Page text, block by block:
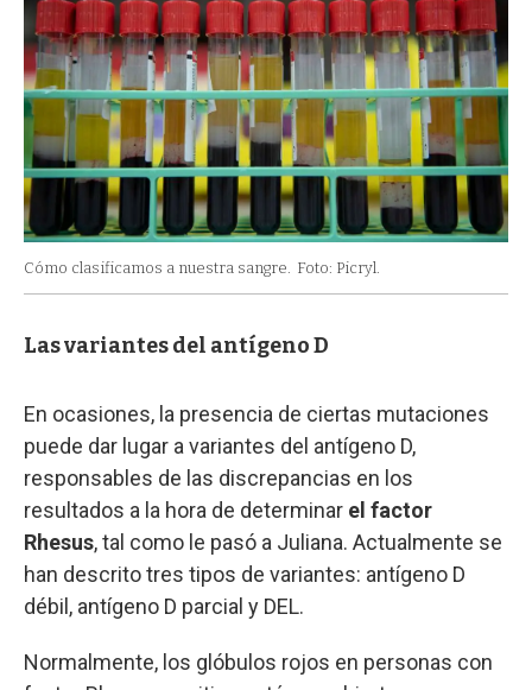
Cómo clasificamos a nuestra sangre. Foto: Picryl.
Las variantes del antígeno D
En ocasiones, la presencia de ciertas mutaciones
puede dar lugar a variantes del antígeno D,
responsables de las discrepancias en los
resultados a la hora de determinar el factor
Rhesus, tal como le pasó a Juliana. Actualmente se
han descrito tres tipos de variantes: antígeno D
débil, antígeno D parcial y DEL.
Normalmente, los glóbulos rojos en personas con